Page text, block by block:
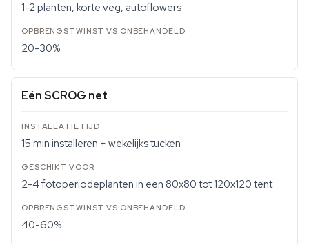
1-2 planten, korte veg, autoflowers
20-30%
Eén SCROG net
15 min installeren + wekelijks tucken
2-4 fotoperiodeplanten in een 80x80 tot 120x120 tent
40-60%